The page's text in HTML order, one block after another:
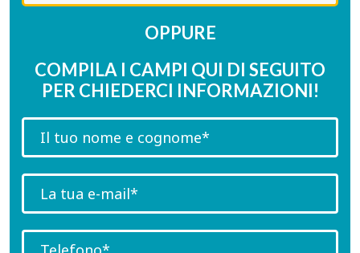
OPPURE
COMPILA I CAMPI QUI DI SEGUITO
PER CHIEDERCI INFORMAZIONI!